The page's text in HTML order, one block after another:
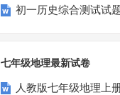
初一历史综合测试试
七年级地理最新试卷
人教版七年级地理上